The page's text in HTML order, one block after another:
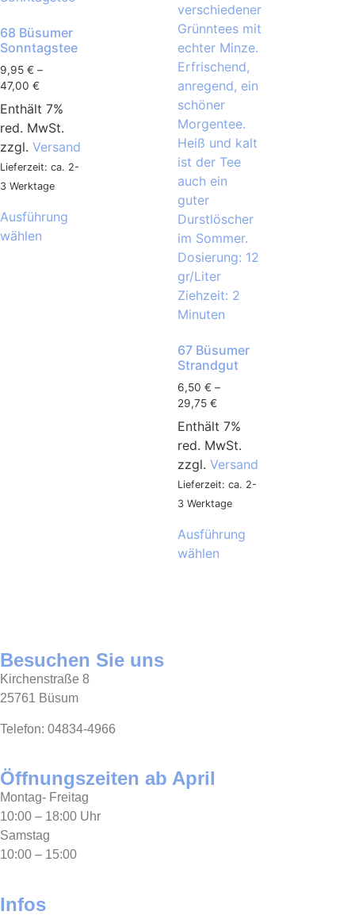
68 Büsumer
Sonntagstee
9,95 € –
47,00 €
Enthält 7%
red. MwSt.
zzgl. Versand
Lieferzeit: ca. 2-
3 Werktage
Ausführung
wählen
67 Büsumer
Strandgut
6,50 € –
29,75 €
Enthält 7%
red. MwSt.
zzgl. Versand
Lieferzeit: ca. 2-
3 Werktage
Ausführung
wählen
Besuchen Sie uns
Kirchenstraße 8
25761 Büsum
Telefon: 04834-4966
Öffnungszeiten ab April
Montag- Freitag
10:00 – 18:00 Uhr
Samstag
10:00 – 15:00
Infos